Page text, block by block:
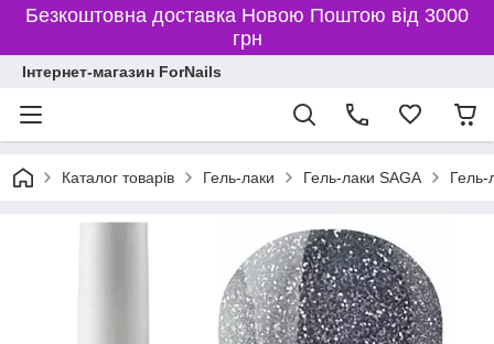
Безкоштовна доставка Новою Поштою від 3000
грн
Інтернет-магазин ForNails
Каталог товарів Гель-лаки Гель-лаки SAGA Гель-